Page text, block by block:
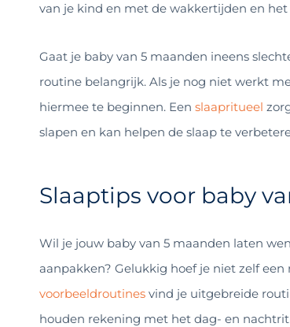
van je kind en met de wakkertijden en het
Gaat je baby van 5 maanden ineens
routine belangrijk. Als je nog niet werkt
hiermee te beginnen. Een slaapritueel
slapen en kan helpen de slaap te
Slaaptips voor baby
Wil je jouw baby van 5 maanden laten
aanpakken? Gelukkig hoef je niet zelf
voorbeeldroutines vind je uitgebreide
houden rekening met het dag- en